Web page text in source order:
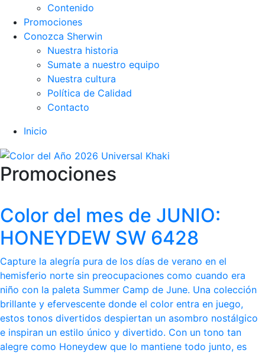
Contenido
Promociones
Conozca Sherwin
Nuestra historia
Sumate a nuestro equipo
Nuestra cultura
Política de Calidad
Contacto
Inicio
Promociones
Color del mes de JUNIO:
HONEYDEW SW 6428
Capture la alegría pura de los días de verano en el
hemisferio norte sin preocupaciones como cuando era
niño con la paleta Summer Camp de June. Una colección
brillante y efervescente donde el color entra en juego,
estos tonos divertidos despiertan un asombro nostálgico
e inspiran un estilo único y divertido. Con un tono tan
alegre como Honeydew que lo mantiene todo junto, es